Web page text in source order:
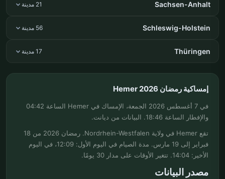
Sachsen-Anhalt 21 مدينة
Schleswig-Holstein 56 مدينة
Thüringen 17 مدينة
إمساكية رمضان Hemer 2026
في 7 أغسطس 2026 الجمعة، الإمساك في Hemer الساعة 04:42
والإفطار الساعة 18:46. البيانات من ديانت.
تقع Hemer في ولاية Nordrhein-Westfalen. رمضان 2026 من 18
فبراير إلى 19 مارس. مدة الصيام في اليوم الأول: 12:09، في اليوم
الأخير: 14:04. تتغير الأوقات على مدار 30 يومًا.
مصدر البيانات